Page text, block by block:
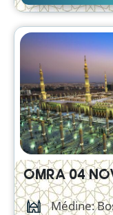
OMRA 04
Médine: